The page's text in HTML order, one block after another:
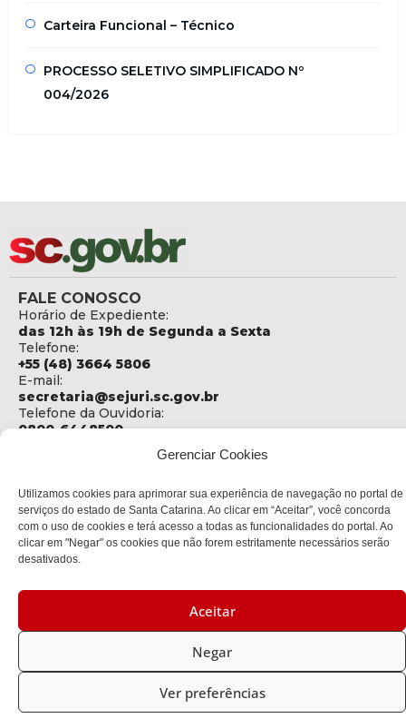
Gerenciar Cookies
Utilizamos cookies para aprimorar sua experiência de navegação no portal de
serviços do estado de Santa Catarina. Ao clicar em “Aceitar”, você concorda
com o uso de cookies e terá acesso a todas as funcionalidades do portal. Ao
clicar em "Negar" os cookies que não forem estritamente necessários serão
desativados.
Aceitar
Negar
Ver preferências
Carteira Funcional – Técnico
PROCESSO SELETIVO SIMPLIFICADO Nº
004/2026
FALE CONOSCO
Horário de Expediente:
das 12h às 19h de Segunda a Sexta
Telefone:
+55 (48) 3664 5806
E-mail:
secretaria@sejuri.sc.gov.br
Telefone da Ouvidoria:
0800-6448500
Social
Rua Fúlvio Aducci, 1214 - Loja 06
Bairro:
Estreito - Florianópolis - SC
88075-000
Política de privacidade
Copyright © 2023 Todos os Direitos Reservados SC - Governo de
Santa Catarina |Desenvolvedor: CIASC